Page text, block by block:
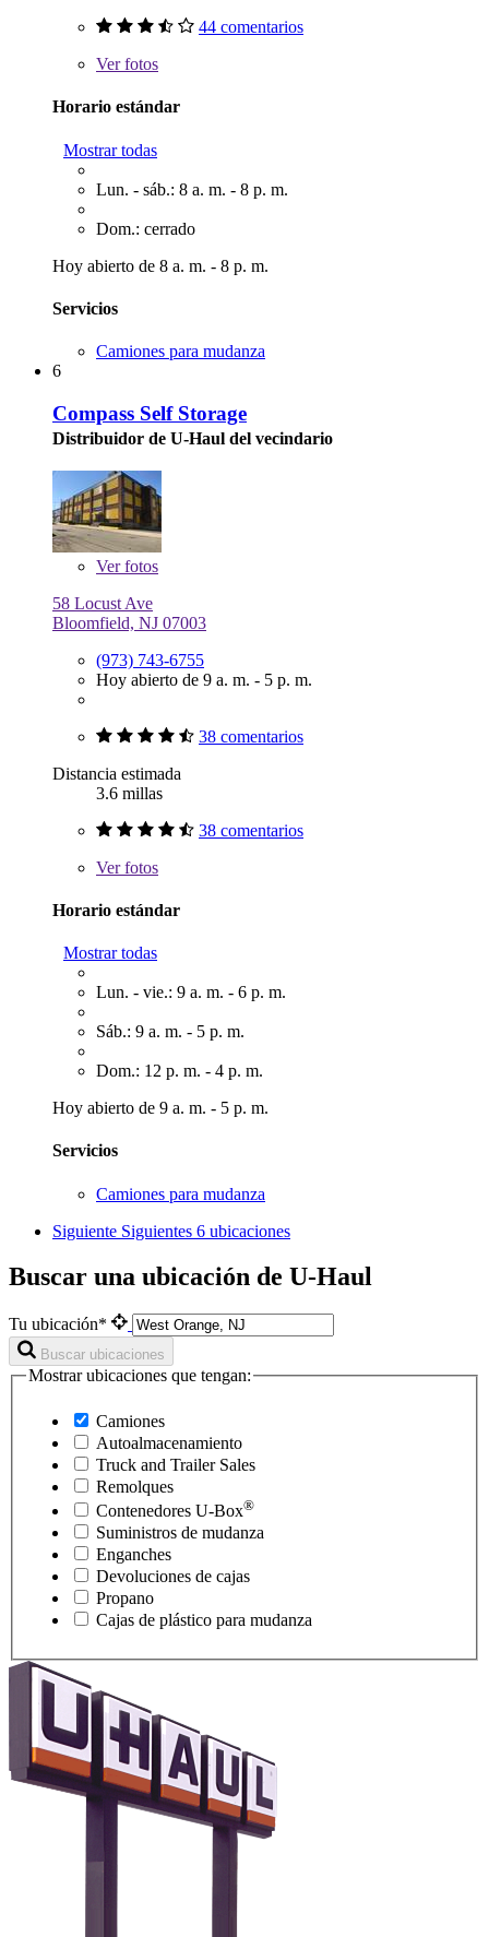
44 comentarios
Verfotos
Horario estándar
Mostrar todas
Lun. - sáb.: 8 a. m. - 8 p. m.
Dom.: cerrado
Hoy abierto de 8 a. m. - 8 p. m.
Servicios
Camiones para mudanza
6
Compass Self Storage
Distribuidor de U-Haul del vecindario
Verfotos
58 Locust Ave
Bloomfield, NJ 07003
(973) 743-6755
Hoy abierto de 9 a. m. - 5 p. m.
38 comentarios
Distancia estimada
3.6 millas
38 comentarios
Verfotos
Horario estándar
Mostrar todas
Lun. - vie.: 9 a. m. - 6 p. m.
Sáb.: 9 a. m. - 5 p. m.
Dom.: 12 p. m. - 4 p. m.
Hoy abierto de 9 a. m. - 5 p. m.
Servicios
Camiones para mudanza
Siguiente Siguientes 6 ubicaciones
Buscar una ubicación de U-Haul
Tu ubicación*
Buscar ubicaciones
Mostrar ubicaciones que tengan:
Camiones
Autoalmacenamiento
Truck and Trailer Sales
Remolques
Contenedores U-Box®
Suministros de mudanza
Enganches
Devoluciones de cajas
Propano
Cajas de plástico para mudanza